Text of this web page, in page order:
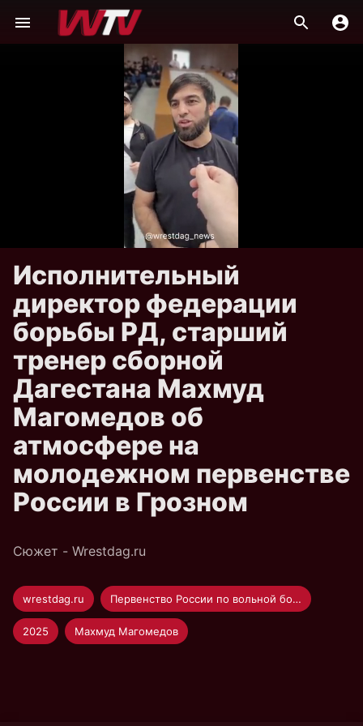
Исполнительный
директор федерации
борьбы РД, старший
тренер сборной
Дагестана Махмуд
Магомедов об
атмосфере на
молодежном первенстве
России в Грозном
Сюжет - Wrestdag.ru
wrestdag.ru Первенство России по вольной борьбе U-20
2025 Махмуд Магомедов